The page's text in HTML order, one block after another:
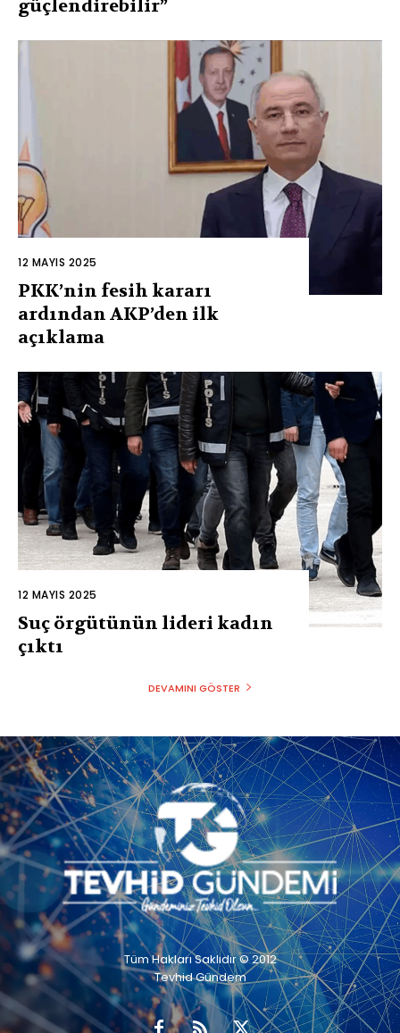
güçlendirebilir”
12 MAYIS 2025
PKK’nin fesih kararı
ardından AKP’den ilk
açıklama
12 MAYIS 2025
Suç örgütünün lideri kadın
çıktı
DEVAMINI GÖSTER
Tüm Hakları Saklıdır © 2012
Tevhid Gündem